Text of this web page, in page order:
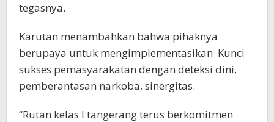
tegasnya.
Karutan menambahkan bahwa pihaknya
berupaya untuk mengimplementasikan Kunci
sukses pemasyarakatan dengan deteksi dini,
pemberantasan narkoba, sinergitas.
“Rutan kelas I tangerang terus berkomitmen